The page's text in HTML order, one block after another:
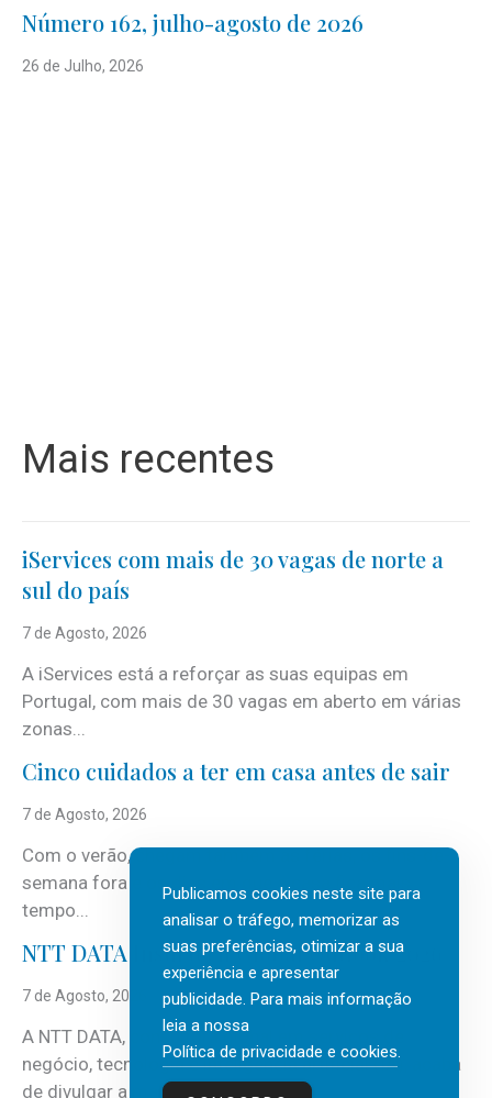
Número 162, julho-agosto de 2026
26 de Julho, 2026
Mais recentes
iServices com mais de 30 vagas de norte a
sul do país
7 de Agosto, 2026
A iServices está a reforçar as suas equipas em
Portugal, com mais de 30 vagas em aberto em várias
zonas...
Cinco cuidados a ter em casa antes de sair
7 de Agosto, 2026
Com o verão, chegam também as férias, os fins-de-
semana fora e os dias em que a casa fica mais
tempo...
NTT DATA Insurtech Global Outlook 2026
7 de Agosto, 2026
A NTT DATA, consultora global em serviços de
negócio, tecnologia e inteligência artificial (IA), acaba
de divulgar a mais recente...
Publicamos cookies neste site para
analisar o tráfego, memorizar as
suas preferências, otimizar a sua
experiência e apresentar
publicidade. Para mais informação
leia a nossa
Política de privacidade e cookies.